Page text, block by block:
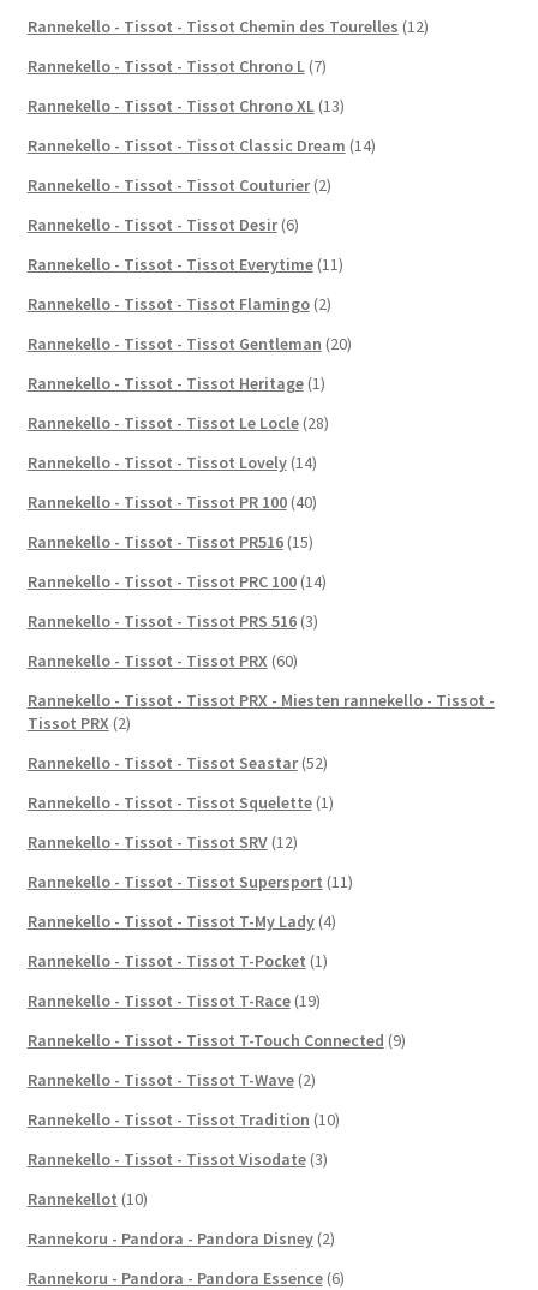
Rannekello - Tissot - Tissot Chemin des Tourelles (12)
Rannekello - Tissot - Tissot Chrono L (7)
Rannekello - Tissot - Tissot Chrono XL (13)
Rannekello - Tissot - Tissot Classic Dream (14)
Rannekello - Tissot - Tissot Couturier (2)
Rannekello - Tissot - Tissot Desir (6)
Rannekello - Tissot - Tissot Everytime (11)
Rannekello - Tissot - Tissot Flamingo (2)
Rannekello - Tissot - Tissot Gentleman (20)
Rannekello - Tissot - Tissot Heritage (1)
Rannekello - Tissot - Tissot Le Locle (28)
Rannekello - Tissot - Tissot Lovely (14)
Rannekello - Tissot - Tissot PR 100 (40)
Rannekello - Tissot - Tissot PR516 (15)
Rannekello - Tissot - Tissot PRC 100 (14)
Rannekello - Tissot - Tissot PRS 516 (3)
Rannekello - Tissot - Tissot PRX (60)
Rannekello - Tissot - Tissot PRX - Miesten rannekello - Tissot -
Tissot PRX (2)
Rannekello - Tissot - Tissot Seastar (52)
Rannekello - Tissot - Tissot Squelette (1)
Rannekello - Tissot - Tissot SRV (12)
Rannekello - Tissot - Tissot Supersport (11)
Rannekello - Tissot - Tissot T-My Lady (4)
Rannekello - Tissot - Tissot T-Pocket (1)
Rannekello - Tissot - Tissot T-Race (19)
Rannekello - Tissot - Tissot T-Touch Connected (9)
Rannekello - Tissot - Tissot T-Wave (2)
Rannekello - Tissot - Tissot Tradition (10)
Rannekello - Tissot - Tissot Visodate (3)
Rannekellot (10)
Rannekoru - Pandora - Pandora Disney (2)
Rannekoru - Pandora - Pandora Essence (6)